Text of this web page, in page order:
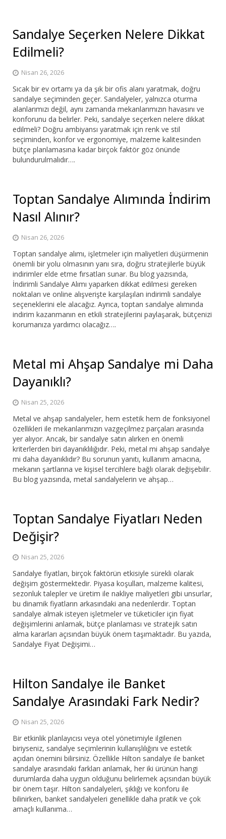
Sandalye Seçerken Nelere Dikkat
Edilmeli?
Nisan 26, 2026
Sıcak bir ev ortamı ya da şık bir ofis alanı yaratmak, doğru
sandalye seçiminden geçer. Sandalyeler, yalnızca oturma
alanlarımızı değil, aynı zamanda mekanlarımızın havasını ve
konforunu da belirler. Peki, sandalye seçerken nelere dikkat
edilmeli? Doğru ambiyansı yaratmak için renk ve stil
seçiminden, konfor ve ergonomiye, malzeme kalitesinden
bütçe planlamasına kadar birçok faktör göz önünde
bulundurulmalıdır….
Toptan Sandalye Alımında İndirim
Nasıl Alınır?
Nisan 26, 2026
Toptan sandalye alımı, işletmeler için maliyetleri düşürmenin
önemli bir yolu olmasının yanı sıra, doğru stratejilerle büyük
indirimler elde etme fırsatları sunar. Bu blog yazısında,
İndirimli Sandalye Alımı yaparken dikkat edilmesi gereken
noktaları ve online alışverişte karşılaşılan indirimli sandalye
seçeneklerini ele alacağız. Ayrıca, toptan sandalye alımında
indirim kazanmanın en etkili stratejilerini paylaşarak, bütçenizi
korumanıza yardımcı olacağız….
Metal mi Ahşap Sandalye mi Daha
Dayanıklı?
Nisan 25, 2026
Metal ve ahşap sandalyeler, hem estetik hem de fonksiyonel
özellikleri ile mekanlarımızın vazgeçilmez parçaları arasında
yer alıyor. Ancak, bir sandalye satın alırken en önemli
kriterlerden biri dayanıklılığıdır. Peki, metal mi ahşap sandalye
mi daha dayanıklıdır? Bu sorunun yanıtı, kullanım amacına,
mekanın şartlarına ve kişisel tercihlere bağlı olarak değişebilir.
Bu blog yazısında, metal sandalyelerin ve ahşap…
Toptan Sandalye Fiyatları Neden
Değişir?
Nisan 25, 2026
Sandalye fiyatları, birçok faktörün etkisiyle sürekli olarak
değişim göstermektedir. Piyasa koşulları, malzeme kalitesi,
sezonluk talepler ve üretim ile nakliye maliyetleri gibi unsurlar,
bu dinamik fiyatların arkasındaki ana nedenlerdir. Toptan
sandalye almak isteyen işletmeler ve tüketiciler için fiyat
değişimlerini anlamak, bütçe planlaması ve stratejik satın
alma kararları açısından büyük önem taşımaktadır. Bu yazıda,
Sandalye Fiyat Değişimi…
Hilton Sandalye ile Banket
Sandalye Arasındaki Fark Nedir?
Nisan 25, 2026
Bir etkinlik planlayıcısı veya otel yönetimiyle ilgilenen
biriyseniz, sandalye seçimlerinin kullanışlılığını ve estetik
açıdan önemini bilirsiniz. Özellikle Hilton sandalye ile banket
sandalye arasındaki farkları anlamak, her iki ürünün hangi
durumlarda daha uygun olduğunu belirlemek açısından büyük
bir önem taşır. Hilton sandalyeleri, şıklığı ve konforu ile
bilinirken, banket sandalyeleri genellikle daha pratik ve çok
amaçlı kullanıma…